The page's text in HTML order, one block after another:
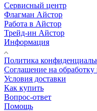
Сервисный центр
Флагман Айстор
Работа в Айстор
Трейд-ин Айстор
Информация
Политика
Соглашение на
Условия доставки
Как купить
Вопрос-ответ
Помощь